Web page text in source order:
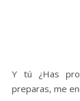
Y tú ¿Has
preparas, me